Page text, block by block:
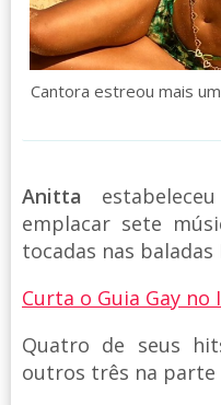
Cantora estreou mais
Anitta
emplacar sete
tocadas nas baladas
Curta o Guia Gay no
Quatro de seus
outros três na parte